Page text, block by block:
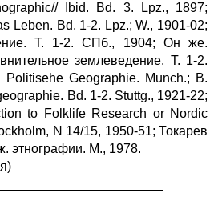
Ibid. Bd. 3. Lpz., 1897;
Leben. Bd. 1-2. Lpz.; W., 1901-02;
Т. 1-2. СПб., 1904; Он же.
землеведение. Т. 1-2.
Geographie. Munch.; В.
Bd. 1-2. Stuttg., 1921-22;
to Folklife Research or Nordic
N 14/15, 1950-51; Токарев
этнографии. М., 1978.